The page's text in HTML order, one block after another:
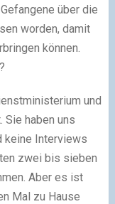
über die
worden, damit
können.
und
Sie haben uns
keine Interviews
zwei bis sieben
Aber es ist
Mal zu Hause